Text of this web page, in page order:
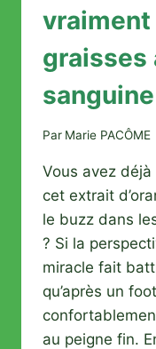
vraiment
graisses
Par Marie PACÔME
Vous avez
cet extrait
le buzz dans
? Si la
miracle fait
qu’après un
au peigne fin.